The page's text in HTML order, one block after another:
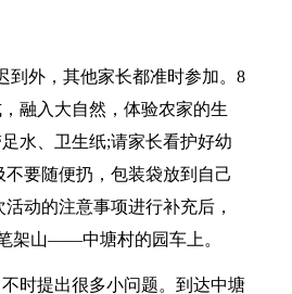
到外，其他家长都准时参加。8
融入大自然，体验农家的生
水、卫生纸;请家长看护好幼
要随便扔，包装袋放到自己
动的注意事项进行补充后，
架山——中塘村的园车上。
时提出很多小问题。到达中塘